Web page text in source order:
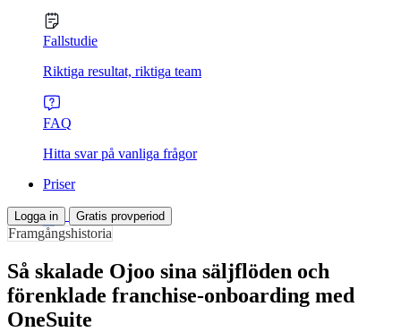
Fallstudie
Riktiga resultat, riktiga team
FAQ
Hitta svar på vanliga frågor
Priser
Logga in Gratis provperiod
Framgångshistoria
Så skalade Ojoo sina säljflöden och
förenklade franchise-onboarding med
OneSuite